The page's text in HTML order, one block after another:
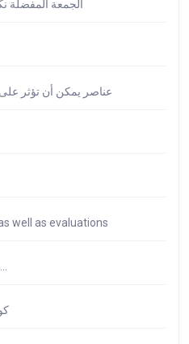
وزنالجمعة المفضلة
5 عناصر يمكن أن تؤثر
well as evaluations